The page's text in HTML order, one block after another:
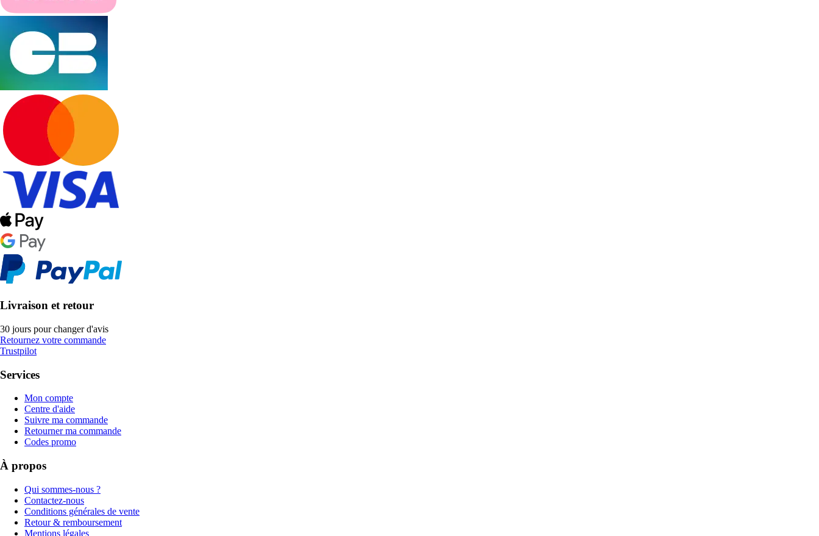
Livraison et retour
30 jours pour changer d'avis
Retournez votre commande
Trustpilot
Services
Mon compte
Centre d'aide
Suivre ma commande
Retourner ma commande
Codes promo
À propos
Qui sommes-nous ?
Contactez-nous
Conditions générales de vente
Retour & remboursement
Mentions légales